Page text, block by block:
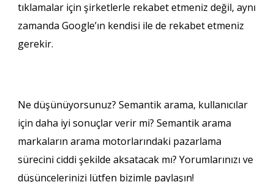
tıklamalar için şirketlerle rekabet etmeniz değil, aynı
zamanda Google’ın kendisi ile de rekabet etmeniz
gerekir.
Ne düşünüyorsunuz? Semantik arama, kullanıcılar
için daha iyi sonuçlar verir mi? Semantik arama
markaların arama motorlarındaki pazarlama
sürecini ciddi şekilde aksatacak mı? Yorumlarınızı ve
düşüncelerinizi lütfen bizimle paylaşın!